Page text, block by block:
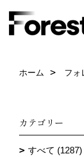
ホーム フォ
カテゴリー
すべて (1287)